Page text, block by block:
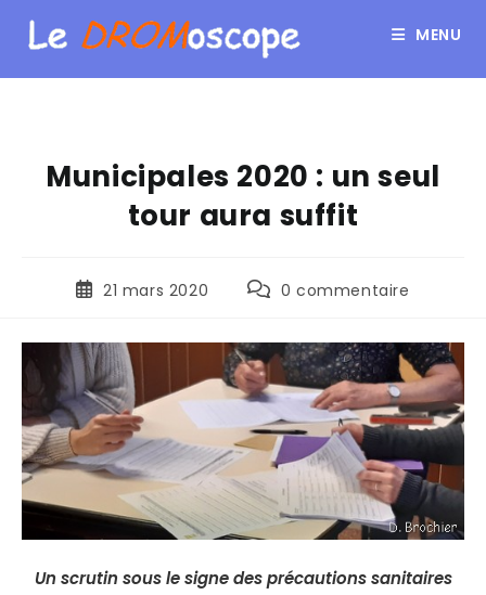
MENU
Municipales 2020 : un seul
tour aura suffit
21 mars 2020 0 commentaire
Un scrutin sous le signe des précautions sanitaires